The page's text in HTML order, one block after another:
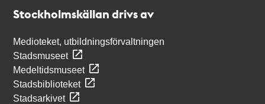
Stockholmskällan drivs av
Medioteket, utbildningsförvaltningen
Stadsmuseet
Medeltidsmuseet
Stadsbiblioteket
Stadsarkivet